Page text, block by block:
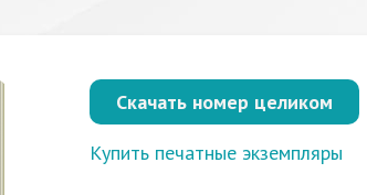
Скачать номер целиком
Купить печатные экземпляры